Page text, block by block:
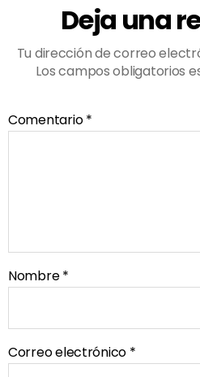
Deja una
Tu dirección de correo
Los campos obligatorios
Comentario*
Nombre*
Correo electrónico *